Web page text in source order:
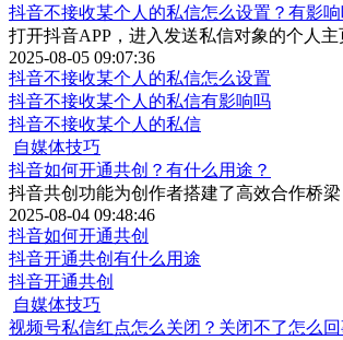
抖音不接收某个人的私信怎么设置？有影响
打开抖音APP，进入发送私信对象的个人
2025-08-05 09:07:36
抖音不接收某个人的私信怎么设置
抖音不接收某个人的私信有影响吗
抖音不接收某个人的私信
自媒体技巧
抖音如何开通共创？有什么用途？
抖音共创功能为创作者搭建了高效合作桥
2025-08-04 09:48:46
抖音如何开通共创
抖音开通共创有什么用途
抖音开通共创
自媒体技巧
视频号私信红点怎么关闭？关闭不了怎么回